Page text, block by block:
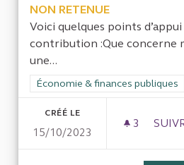
NON RETENUE
Voici quelques points
contribution :Que concerne
une...
Filtrer les résultats de la
Économie & finances publiques
CRÉÉ LE
15/10/2023
3 3